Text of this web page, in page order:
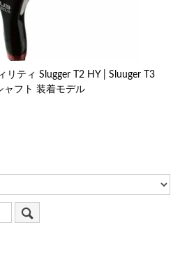
リティ Slugger T2 HY | Sluuger T3
ャフト 装着モデル